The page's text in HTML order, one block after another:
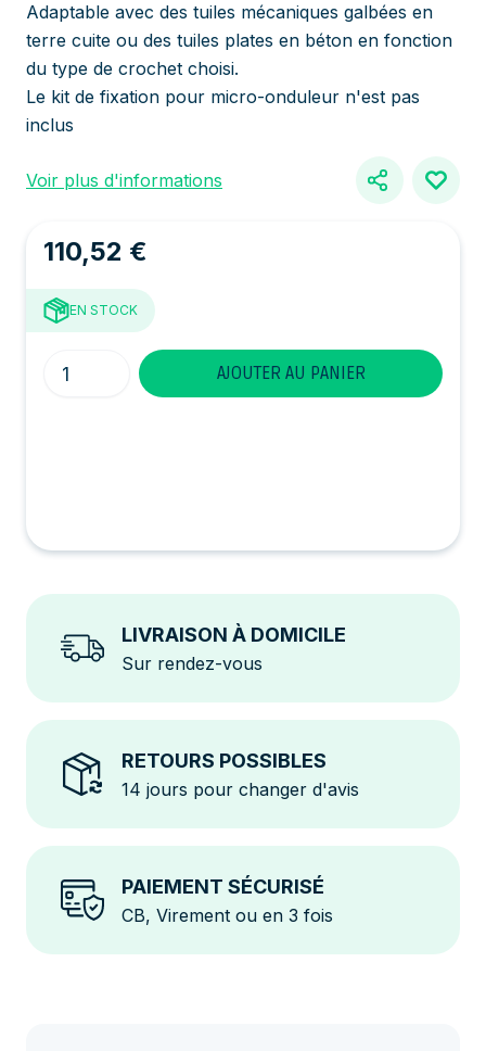
Adaptable avec des tuiles mécaniques galbées en
terre cuite ou des tuiles plates en béton en fonction
du type de crochet choisi.
Le kit de fixation pour micro-onduleur n'est pas
inclus
Voir plus d'informations
110,52 €
EN STOCK
Quantité
AJOUTER AU PANIER
LIVRAISON À DOMICILE
Sur rendez-vous
RETOURS POSSIBLES
14 jours pour changer d'avis
PAIEMENT SÉCURISÉ
CB, Virement ou en 3 fois